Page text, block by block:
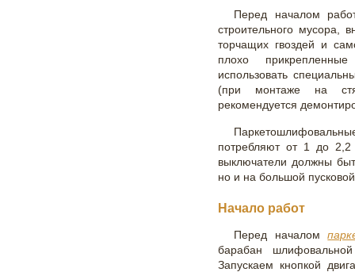
Перед началом
строительного мусора,
торчащих гвоздей и
плохо
использовать
(при монтаже на
рекомендуется
потребляют от 1 до 2,2
выключатели должны
но и на большой пусковой
Начало работ
Перед началом
барабан
Запускаем кнопкой